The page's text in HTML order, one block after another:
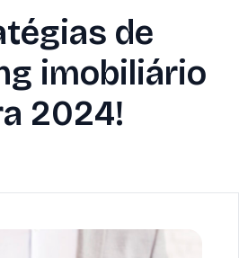
de
imobiliário
2024!